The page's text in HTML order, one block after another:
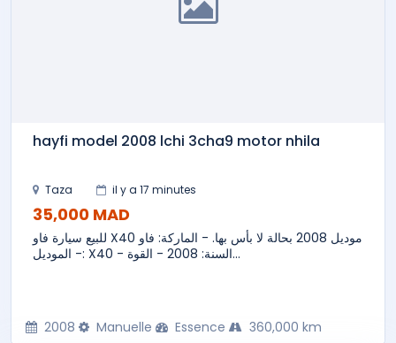
hayfi model 2008 lchi 3cha9 motor nhila
Taza il y a 17 minutes
35,000 MAD
للبيع سيارة فاو X40 موديل 2008 بحالة لا بأس بها. - الماركة: فاو
- الموديل: X40 - السنة: 2008 - القوة...
2008 Manuelle Essence 360,000 km